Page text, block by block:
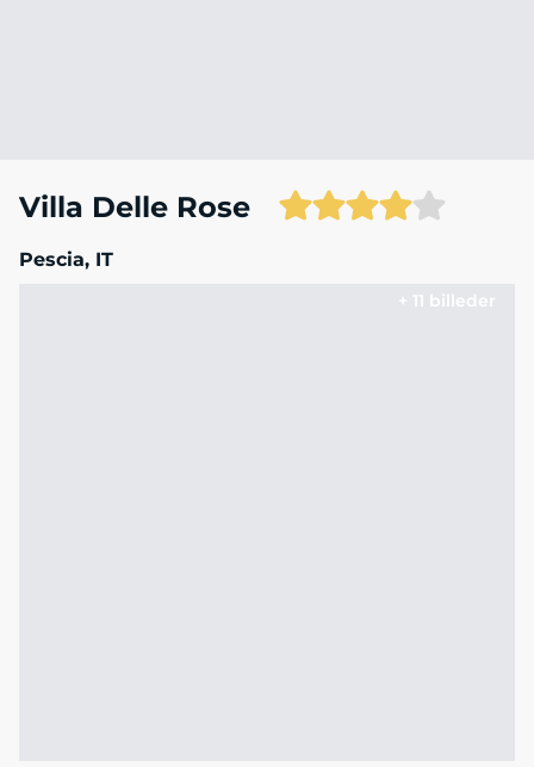
Villa Delle Rose
Pescia, IT
+ 11 billeder